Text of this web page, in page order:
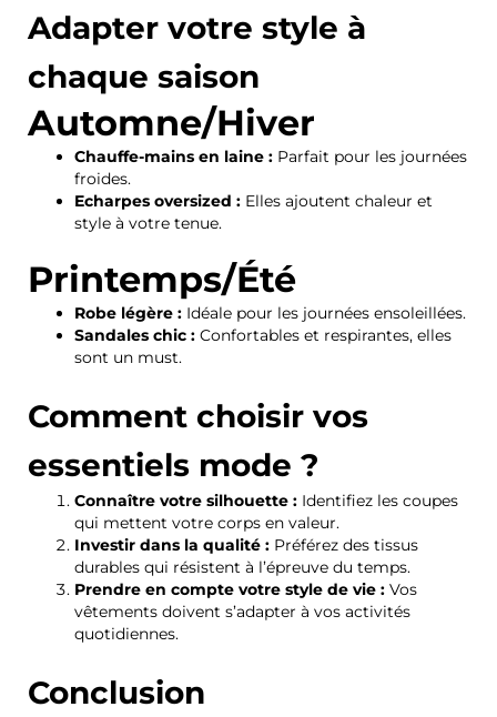
Adapter votre style à
chaque saison
Automne/Hiver
Chauffe-mains en laine : Parfait pour les journées
froides.
Echarpes oversized : Elles ajoutent chaleur et
style à votre tenue.
Printemps/Été
Robe légère : Idéale pour les journées ensoleillées.
Sandales chic : Confortables et respirantes, elles
sont un must.
Comment choisir vos
essentiels mode ?
Connaître votre silhouette : Identifiez les coupes
qui mettent votre corps en valeur.
Investir dans la qualité : Préférez des tissus
durables qui résistent à l’épreuve du temps.
Prendre en compte votre style de vie : Vos
vêtements doivent s’adapter à vos activités
quotidiennes.
Conclusion